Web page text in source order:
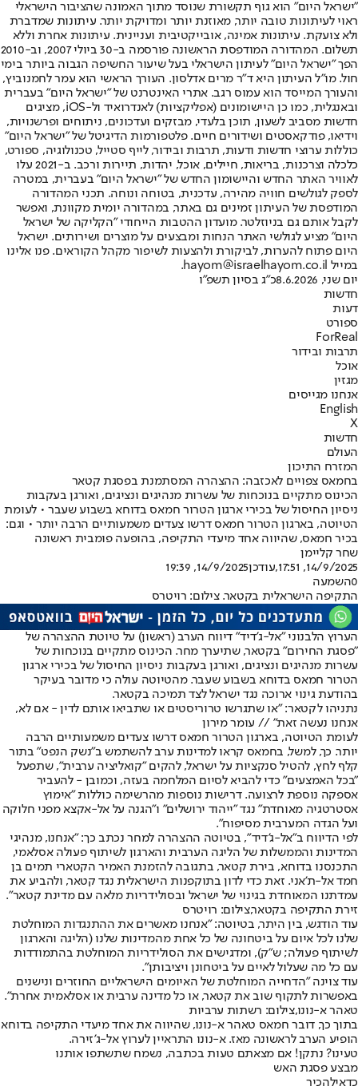
"ישראל היום" הוא גוף תקשורת שנוסד מתוך האמונה שהציבור הישראלי
ראוי לעיתונות טובה יותר, מאוזנת יותר ומדויקת יותר. עיתונות שמדברת
ולא צועקת. עיתונות אמינה, אובייקטיבית ועניינית. עיתונות אחרת וללא
תשלום. המהדורה המודפסת הראשונה פורסמה ב-30 ביולי 2007, וב-2010
הפך "ישראל היום" לעיתון הישראלי בעל שיעור החשיפה הגבוה ביותר בימי
חול. מו"ל העיתון היא ד"ר מרים אדלסון. העורך הראשי הוא עמר לחמנוביץ,
והעורך המייסד הוא עמוס רגב. אתרי האינטרנט של "ישראל היום" בעברית
ובאנגלית, כמו כן היישומונים (אפליקציות) לאנדרואיד ול-iOS, מציגים
חדשות מסביב לשעון, תוכן בלעדי, מבזקים ועדכונים, ניתוחים ופרשנויות,
וידיאו, פודקאסטים ושידורים חיים. פלטפורמות הדיגיטל של "ישראל היום"
כוללות ערוצי חדשות ודעות, תרבות ובידור, לייף סטייל, טכנולוגיה, ספורט,
כלכלה וצרכנות, בריאות, חיילים, אוכל, יהדות, תיירות ורכב. ב-2021 עלו
לאוויר האתר החדש והיישומון החדש של "ישראל היום" בעברית, במטרה
לספק לגולשים חוויה מהירה, עדכנית, בטוחה ונוחה. תכני המהדורה
המודפסת של העיתון זמינים גם באתר, במהדורה יומית מקוונת, ואפשר
לקבל אותם גם בניוזלטר. מועדון ההטבות הייחודי "הקליקה של ישראל
היום" מציע לגולשי האתר הנחות ומבצעים על מוצרים ושירותים. ישראל
היום פתוח להערות, לביקורת ולהצעות לשיפור מקהל הקוראים. פנו אלינו
במייל hayom@israelhayom.co.il.
יום שני, 8.6.2026
כ"ג בסיון תשפ"ו
חדשות
דעות
ספורט
ForReal
תרבות ובידור
אוכל
מגזין
אנחנו מגייסים
English
X
חדשות
העולם
המזרח התיכון
בחמאס צפויים לאכזבה: ההצהרה המסתמנת בפסגת קטאר
הכינוס מתקיים בנוכחות של עשרות מנהיגים ונציגים, ואורגן בעקבות
ניסיון החיסול של בכירי ארגון הטרור חמאס בדוחא בשבוע שעבר • לעומת
הטיוטה, בארגון הטרור חמאס דרשו צעדים משמעותיים הרבה יותר • וגם:
בכיר חמאס, שהיווה אחד מיעדי התקיפה, בהופעה פומבית ראשונה
שחר קליימן
14/9/2025, 17:51
,עודכן14/9/2025, 19:39
0השמעה
התקיפה הישראלית בקטאר. צילום: רויטרס
הערוץ הלבנוני "אל-ג'דיד" דיווח הערב (ראשון) על טיוטת ההצהרה של
"פסגת החירום" בקטאר, שתיערך מחר. הכינוס מתקיים בנוכחות של
עשרות מנהיגים ונציגים, ואורגן בעקבות ניסיון החיסול של בכירי ארגון
הטרור חמאס בדוחא בשבוע שעבר. מהטיוטה עולה כי מדובר בעיקר
בהודעת גינוי ארוכה נגד ישראל לצד תמיכה בקטאר.
נתניהו לקטאר: "או שתגרשו טרוריסטים או שתביאו אותם לדין - אם לא,
אנחנו נעשה זאת" // עומר מירון
לעומת הטיוטה, בארגון הטרור חמאס דרשו צעדים משמעותיים הרבה
יותר. כך, למשל, בחמאס קראו למדינות ערב להשתמש ב"נשק הנפט" בתור
קלף לחץ, להטיל סנקציות על ישראל, להקים "קואליציה ערבית", שתפעל
"בכל האמצעים" כדי להביא לסיום המלחמה בעזה, וכמובן - להעביר
אספקה נוספת לרצועה. דרישות נוספות מהרשימה כוללות "אימוץ
אסטרטגיה מאוחדת" נגד "ייהוד ירושלים" ו"הגנה על אל-אקצא מפני חלוקה
ועל הגדה המערבית מסיפוח".
לפי הדיווח ב"אל-ג'דיד", בטיוטה ההצהרה למחר נכתב כך: "אנחנו, מנהיגי
המדינות והממשלות של הליגה הערבית והארגון לשיתוף פעולה אסלאמי,
התכנסנו בדוחא, בירת קטאר, בתגובה להזמנת האמיר הקטארי תמים בן
חמד אל-ת'אני. זאת כדי לדון בתוקפנות הישראלית נגד קטאר, ולהביע את
עמדתנו המאוחדת בגינוי של ישראל ובסולידריות מלאה עם מדינת קטאר".
זירת התקיפה בקטאר,צילום: רויטרס
עוד הודגש, בין היתר, בטיוטה: "אנחנו מאשרים את ההתנגדות המוחלטת
שלנו לכל איום על ביטחונה של כל אחת מהמדינות שלנו (הליגה והארגון
לשיתוף פעולה; ש"ק), ומדגישים את הסולידריות המוחלטת בהתמודדות
עם כל מה שעלול לאיים על ביטחונן ויציבותן".
עוד צוינה "הדחייה המוחלטת של האיומים הישראליים החוזרים ונישנים
באפשרות לתקוף שוב את קטאר, או כל מדינה ערבית או אסלאמית אחרת".
טאהר א-נונו,צילום: רשתות ערביות
בתוך כך, דובר חמאס טאהר א-נונו, שהיווה את אחד מיעדי התקיפה בדוחא
הופיע הערב לראשונה מאז. א-נונו התראיין לערוץ אל-ג'זירה.
טעינו? נתקן! אם מצאתם טעות בכתבה, נשמח שתשתפו אותנו
מבצע פסגת האש
כדאילהכיר